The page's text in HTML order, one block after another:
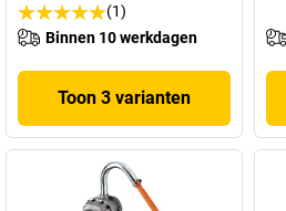
(1)
Binnen 10 werkdagen
Toon 3 varianten